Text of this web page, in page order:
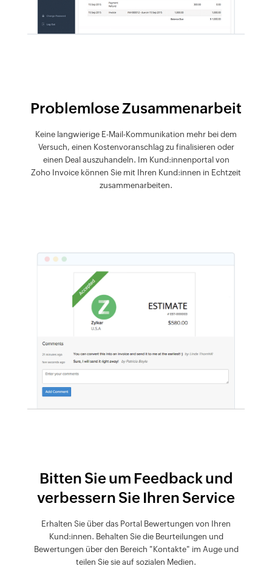
Problemlose Zusammenarbeit
Keine langwierige E-Mail-Kommunikation mehr bei dem
Versuch, einen Kostenvoranschlag zu finalisieren oder
einen Deal auszuhandeln. Im Kund:innenportal von
Zoho Invoice können Sie mit Ihren Kund:innen in Echtzeit
zusammenarbeiten.
Bitten Sie um Feedback und
verbessern Sie Ihren Service
Erhalten Sie über das Portal Bewertungen von Ihren
Kund:innen. Behalten Sie die Beurteilungen und
Bewertungen über den Bereich "Kontakte" im Auge und
teilen Sie sie auf sozialen Medien.